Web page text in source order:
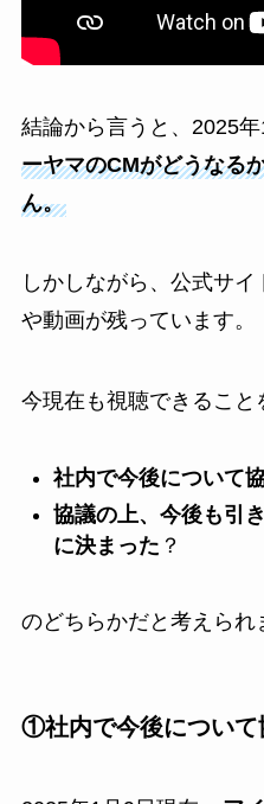
結論から言うと、2025年
ーヤマのCMがどうなる
ん。
しかしながら、公式サ
や動画が残っています。
今現在も視聴できること
社内で今後について
協議の上、今後も引
に決まった ？
のどちらかだと考えられ
①社内で今後について